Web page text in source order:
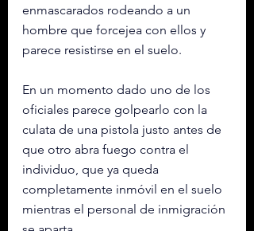
enmascarados rodeando a un
hombre que forcejea con ellos y
parece resistirse en el suelo.
En un momento dado uno de los
oficiales parece golpearlo con la
culata de una pistola justo antes de
que otro abra fuego contra el
individuo, que ya queda
completamente inmóvil en el suelo
mientras el personal de inmigración